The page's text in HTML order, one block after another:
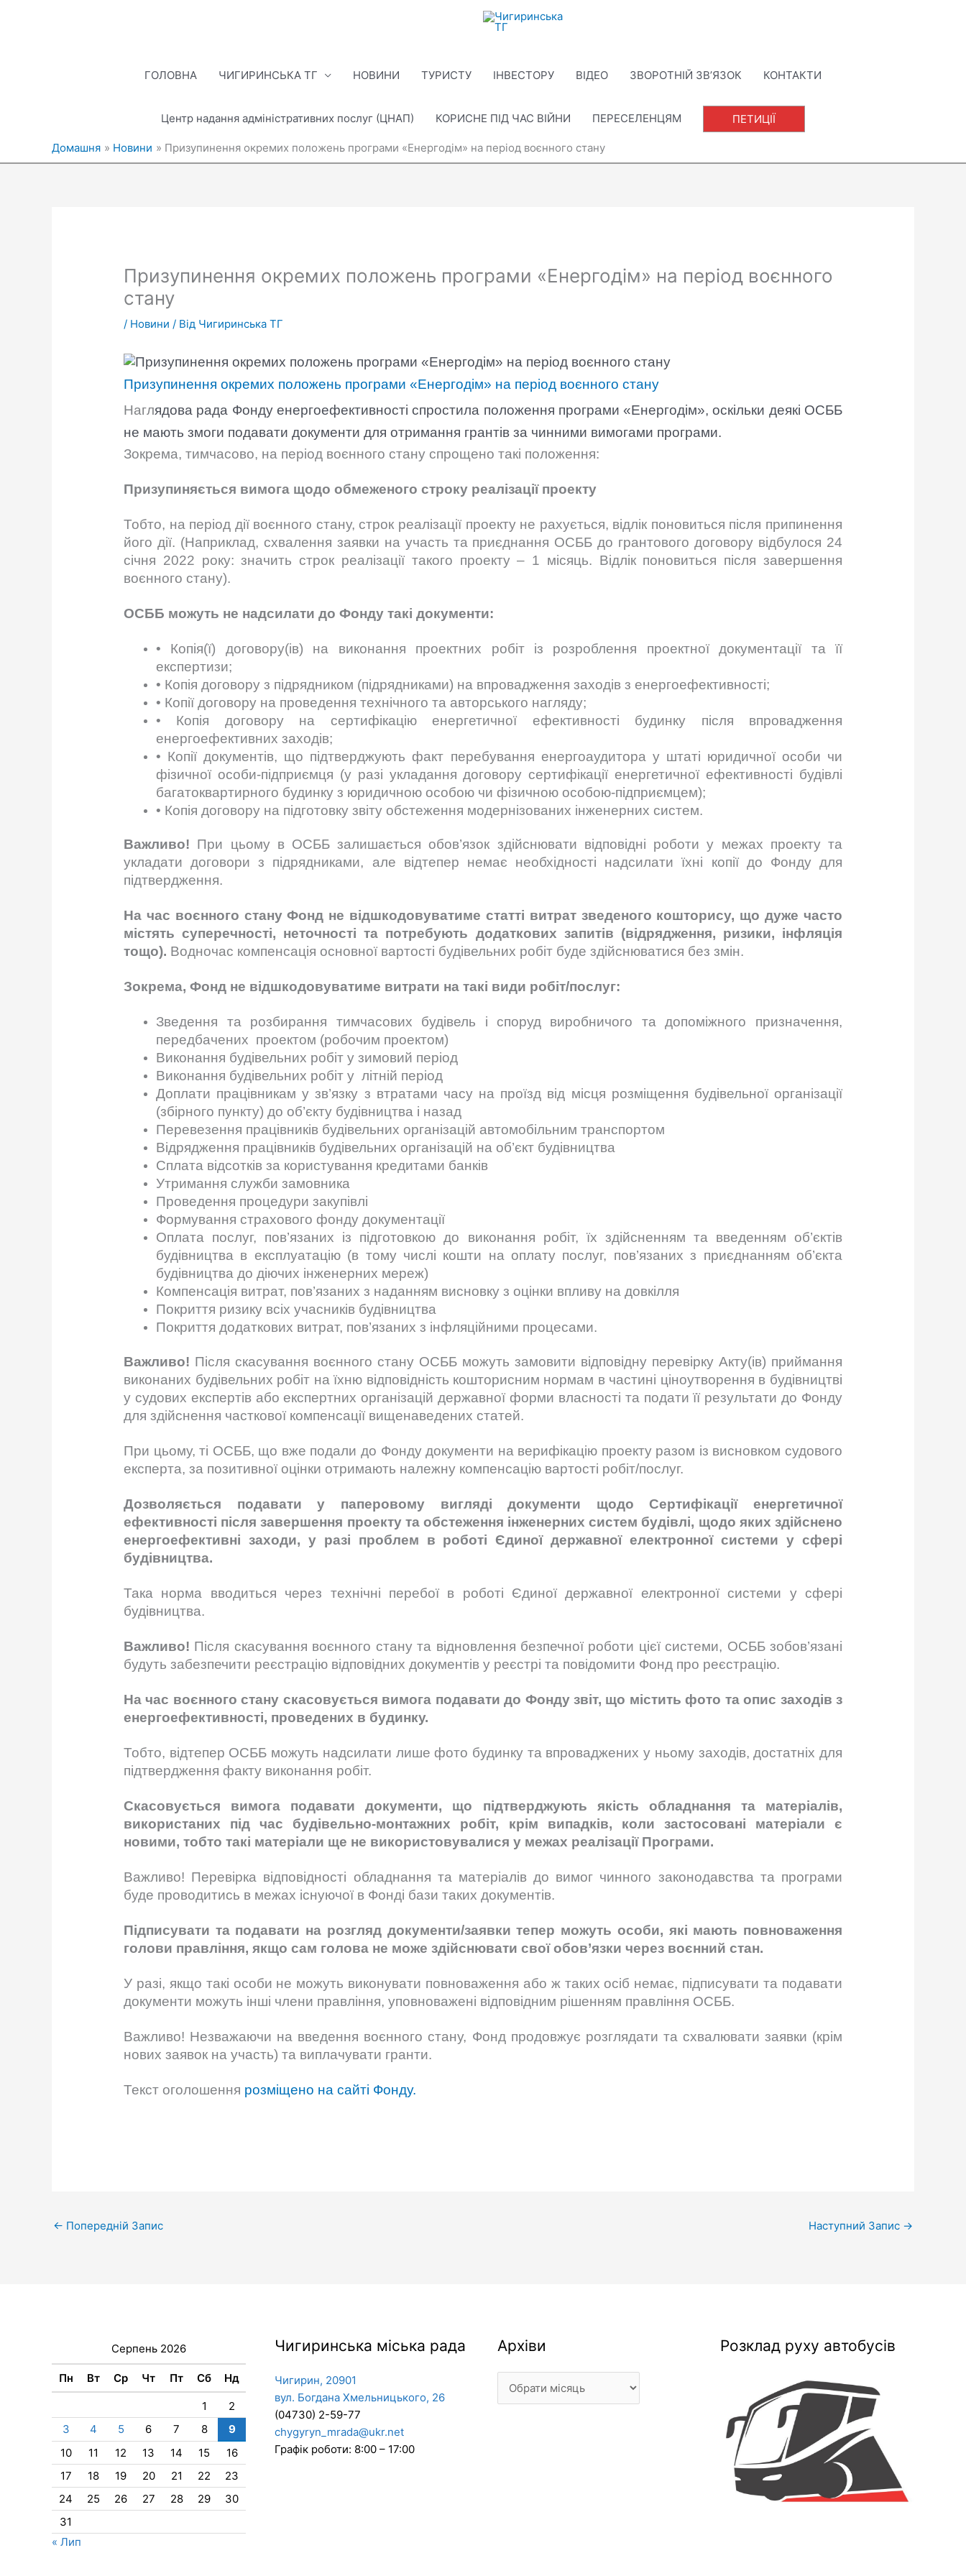
ГОЛОВНА ЧИГИРИНСЬКА ТГ НОВИНИ ТУРИСТУ ІНВЕСТОРУ ВІДЕО ЗВОРОТНІЙ ЗВ’ЯЗОК КОНТАКТИ
Центр надання адміністративних послуг (ЦНАП) КОРИСНЕ ПІД ЧАС ВІЙНИ ПЕРЕСЕЛЕНЦЯМ ПЕТИЦІЇ
Домашня Новини Призупинення окремих положень програми «Енергодім» на період воєнного стану
Призупинення окремих положень програми «Енергодім» на період воєнного
стану
/ Новини / Від Чигиринська ТГ
Призупинення окремих положень програми «Енергодім» на період воєнного стану
Наглядова рада Фонду енергоефективності спростила положення програми «Енергодім», оскільки деякі ОСББ
не мають змоги подавати документи для отримання грантів за чинними вимогами програми.
Зокрема, тимчасово, на період воєнного стану спрощено такі положення:
Призупиняється вимога щодо обмеженого строку реалізації проекту
Тобто, на період дії воєнного стану, строк реалізації проекту не рахується, відлік поновиться після припинення
його дії. (Наприклад, схвалення заявки на участь та приєднання ОСББ до грантового договору відбулося 24
січня 2022 року: значить строк реалізації такого проекту – 1 місяць. Відлік поновиться після завершення
воєнного стану).
ОСББ можуть не надсилати до Фонду такі документи:
• Копія(ї) договору(ів) на виконання проектних робіт із розроблення проектної документації та її
експертизи;
• Копія договору з підрядником (підрядниками) на впровадження заходів з енергоефективності;
• Копії договору на проведення технічного та авторського нагляду;
• Копія договору на сертифікацію енергетичної ефективності будинку після впровадження
енергоефективних заходів;
• Копії документів, що підтверджують факт перебування енергоаудитора у штаті юридичної особи чи
фізичної особи-підприємця (у разі укладання договору сертифікації енергетичної ефективності будівлі
багатоквартирного будинку з юридичною особою чи фізичною особою-підприємцем);
• Копія договору на підготовку звіту обстеження модернізованих інженерних систем.
Важливо! При цьому в ОСББ залишається обов’язок здійснювати відповідні роботи у межах проекту та
укладати договори з підрядниками, але відтепер немає необхідності надсилати їхні копії до Фонду для
підтвердження.
На час воєнного стану Фонд не відшкодовуватиме статті витрат зведеного кошторису, що дуже часто
містять суперечності, неточності та потребують додаткових запитів (відрядження, ризики, інфляція
тощо). Водночас компенсація основної вартості будівельних робіт буде здійснюватися без змін.
Зокрема, Фонд не відшкодовуватиме витрати на такі види робіт/послуг:
Зведення та розбирання тимчасових будiвель i споруд виробничого та допоміжного призначення,
передбачених проектом (робочим проектом)
Виконання будiвельних робiт у зимовий період
Виконання будiвельних робiт у літній період
Доплати працівникам у зв’язку з втратами часу на проїзд вiд мiсця розмiщення будiвельної органiзацiї
(збірного пункту) до об’єкту будівництва і назад
Перевезення працiвникiв будiвельних органiзацiй автомобiльним транспортом
Вiдрядження працiвникiв будiвельних органiзацiй на об’єкт будівництва
Сплата відсотків за користування кредитами банків
Утримання служби замовника
Проведення процедури закупівлі
Формування страхового фонду документації
Оплата послуг, пов’язаних із підготовкою до виконання робіт, їх здійсненням та введенням об’єктів
будівництва в експлуатацію (в тому числі кошти на оплату послуг, пов’язаних з приєднанням об’єкта
будівництва до діючих інженерних мереж)
Компенсація витрат, пов’язаних з наданням висновку з оцінки впливу на довкілля
Покриття ризику всіх учасників будівництва
Покриття додаткових витрат, пов’язаних з інфляційними процесами.
Важливо! Після скасування воєнного стану ОСББ можуть замовити відповідну перевірку Акту(ів) приймання
виконаних будівельних робіт на їхню відповідність кошторисним нормам в частині ціноутворення в будівництві
у судових експертів або експертних організацій державної форми власності та подати її результати до Фонду
для здійснення часткової компенсації вищенаведених статей.
При цьому, ті ОСББ, що вже подали до Фонду документи на верифікацію проекту разом із висновком судового
експерта, за позитивної оцінки отримають належну компенсацію вартості робіт/послуг.
Дозволяється подавати у паперовому вигляді документи щодо Сертифікації енергетичної
ефективності після завершення проекту та обстеження інженерних систем будівлі, щодо яких здійснено
енергоефективні заходи, у разі проблем в роботі Єдиної державної електронної системи у сфері
будівництва.
Така норма вводиться через технічні перебої в роботі Єдиної державної електронної системи у сфері
будівництва.
Важливо! Після скасування воєнного стану та відновлення безпечної роботи цієї системи, ОСББ зобов’язані
будуть забезпечити реєстрацію відповідних документів у реєстрі та повідомити Фонд про реєстрацію.
На час воєнного стану скасовується вимога подавати до Фонду звіт, що містить фото та опис заходів з
енергоефективності, проведених в будинку.
Тобто, відтепер ОСББ можуть надсилати лише фото будинку та впроваджених у ньому заходів, достатніх для
підтвердження факту виконання робіт.
Скасовується вимога подавати документи, що підтверджують якість обладнання та матеріалів,
використаних під час будівельно-монтажних робіт, крім випадків, коли застосовані матеріали є
новими, тобто такі матеріали ще не використовувалися у межах реалізації Програми.
Важливо! Перевірка відповідності обладнання та матеріалів до вимог чинного законодавства та програми
буде проводитись в межах існуючої в Фонді бази таких документів.
Підписувати та подавати на розгляд документи/заявки тепер можуть особи, які мають повноваження
голови правління, якщо сам голова не може здійснювати свої обов’язки через воєнний стан.
У разі, якщо такі особи не можуть виконувати повноваження або ж таких осіб немає, підписувати та подавати
документи можуть інші члени правління, уповноважені відповідним рішенням правління ОСББ.
Важливо! Незважаючи на введення воєнного стану, Фонд продовжує розглядати та схвалювати заявки (крім
нових заявок на участь) та виплачувати гранти.
Текст оголошення розміщено на сайті Фонду.
← Попередній Запис Наступний Запис →
Серпень 2026
Пн Вт Ср Чт Пт Сб Нд
1
2
3
4 5 6 7 8
9
10
11 12 13 14 15
16
17
18 19 20 21 22
23
24
25 26 27 28 29
30
31
« Лип
Чигиринська міська рада
Чигирин, 20901
вул. Богдана Хмельницького, 26
(04730) 2-59-77
chygyryn_mrada@ukr.net
Графік роботи: 8:00 – 17:00
Архіви
Архіви Розклад руху автобусів